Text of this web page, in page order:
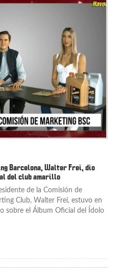
Barcelona, Walter Frei, dio
del club amarillo
de la Comisión de
Club, Walter Frei, estuvo en
sobre el Álbum Oficial del Ídolo